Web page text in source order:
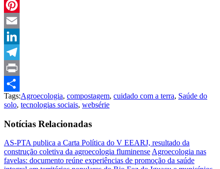
WhatsApp
Pinterest
Email
LinkedIn
Telegram
Print
Compartilhar
Tags:Agroecologia, compostagem, cuidado com a terra, Saúde do
solo, tecnologias sociais, websérie
Notícias Relacionadas
AS-PTA publica a Carta Política do V EEARJ, resultado da
construção coletiva da agroecologia fluminenseAgroecologia nas
favelas: documento reúne experiências de promoção da saúde